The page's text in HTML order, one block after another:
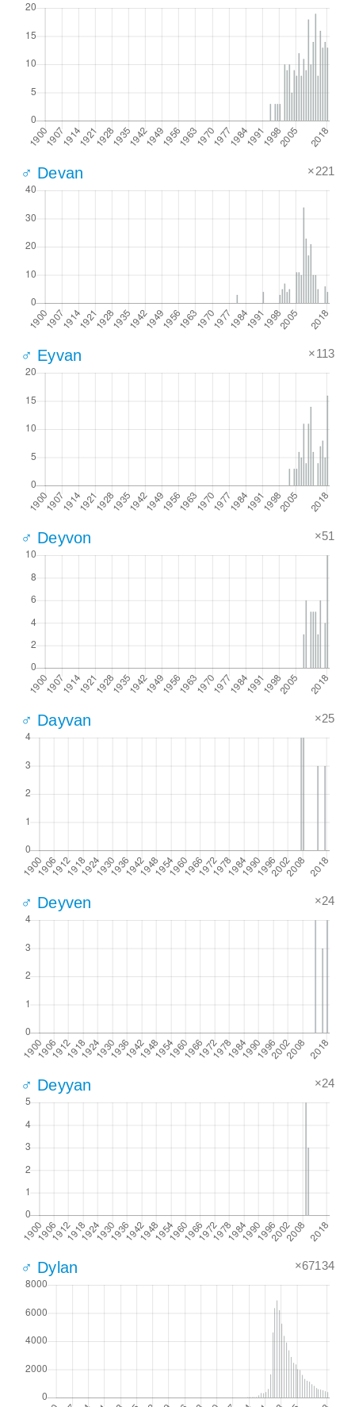
♂ Devan ×221
♂ Eyvan ×113
♂ Deyvon ×51
♂ Dayvan ×25
♂ Deyven ×24
♂ Deyyan ×24
♂ Dylan ×67134